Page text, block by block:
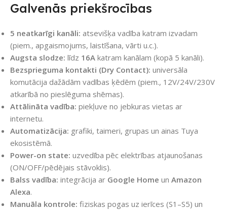
Galvenās priekšrocības
5 neatkarīgi kanāli: atsevišķa vadība katram izvadam
(piem., apgaismojums, laistīšana, vārti u.c.).
Augsta slodze: līdz 16A katram kanālam (kopā 5 kanāli).
Bezsprieguma kontakti (Dry Contact): universāla
komutācija dažādām vadības ķēdēm (piem., 12V/24V/230V
atkarībā no pieslēguma shēmas).
Attālināta vadība: piekļuve no jebkuras vietas ar
internetu.
Automatizācija: grafiki, taimeri, grupas un ainas Tuya
ekosistēmā.
Power-on state: uzvedība pēc elektrības atjaunošanas
(ON/OFF/pēdējais stāvoklis).
Balss vadība: integrācija ar Google Home un Amazon
Alexa.
Manuāla kontrole: fiziskas pogas uz ierīces (S1–S5) un